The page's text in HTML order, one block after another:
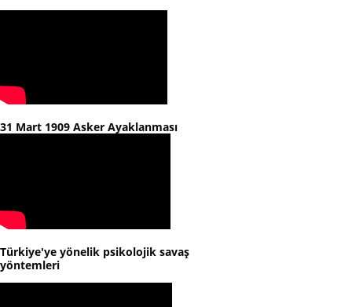
31 Mart 1909 Asker Ayaklanması
Türkiye'ye yönelik psikolojik savaş
yöntemleri